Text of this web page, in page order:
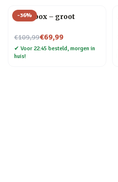
-36%
Kerstbox – groot
€109,99
Nu voor€69,99
✔ Voor 22:45 besteld, morgen in
huis!